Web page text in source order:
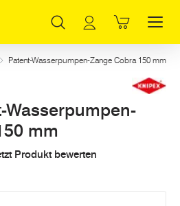
Patent-Wasserpumpen-Zange Cobra 150 mm
Wasserpumpen-
mm
Produkt bewerten